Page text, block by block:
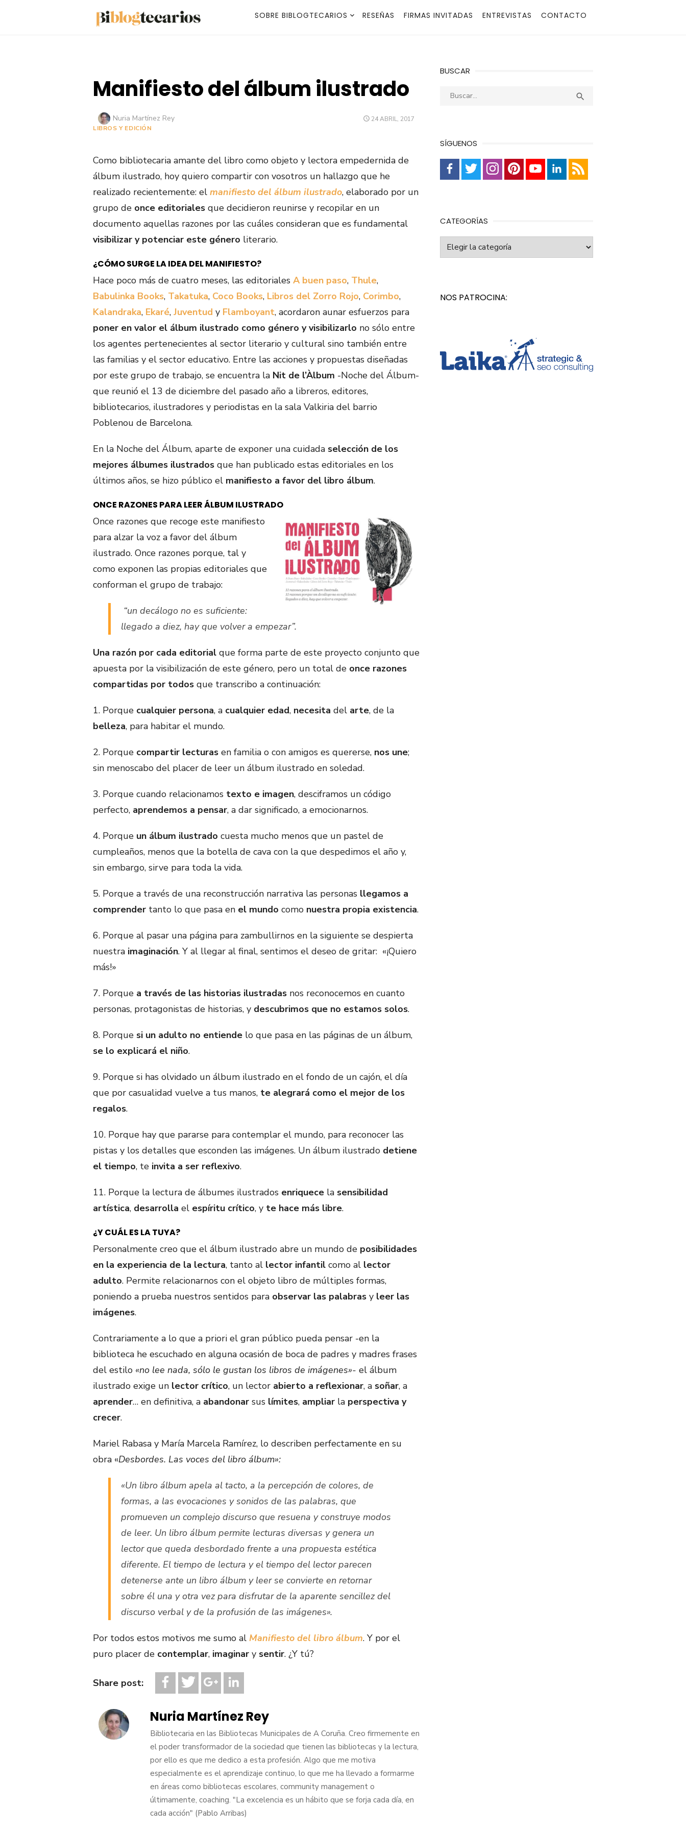
SOBRE BIBLOGTECARIOS RESEÑAS FIRMAS INVITADAS ENTREVISTAS CONTACTO
Manifiesto del álbum ilustrado
PUBLICADO
24 ABRIL, 2017
Autor
Nuria Martínez Rey
LIBROS Y EDICIÓN
Como bibliotecaria amante del libro como objeto y lectora empedernida de
álbum ilustrado, hoy quiero compartir con vosotros un hallazgo que he
realizado recientemente: el manifiesto del álbum ilustrado, elaborado por un
grupo de once editoriales que decidieron reunirse y recopilar en un
documento aquellas razones por las cuáles consideran que es fundamental
visibilizar y potenciar este género literario.
¿CÓMO SURGE LA IDEA DEL MANIFIESTO?
Hace poco más de cuatro meses, las editoriales A buen paso, Thule,
Babulinka Books, Takatuka, Coco Books, Libros del Zorro Rojo, Corimbo,
Kalandraka, Ekaré, Juventud y Flamboyant, acordaron aunar esfuerzos para
poner en valor el álbum ilustrado como género y visibilizarlo no sólo entre
los agentes pertenecientes al sector literario y cultural sino también entre
las familias y el sector educativo. Entre las acciones y propuestas diseñadas
por este grupo de trabajo, se encuentra la Nit de l’Àlbum -Noche del Álbum-
que reunió el 13 de diciembre del pasado año a libreros, editores,
bibliotecarios, ilustradores y periodistas en la sala Valkiria del barrio
Poblenou de Barcelona.
En la Noche del Álbum, aparte de exponer una cuidada selección de los
mejores álbumes ilustrados que han publicado estas editoriales en los
últimos años, se hizo público el manifiesto a favor del libro álbum.
ONCE RAZONES PARA LEER ÁLBUM ILUSTRADO
Once razones que recoge este manifiesto
para alzar la voz a favor del álbum
ilustrado. Once razones porque, tal y
como exponen las propias editoriales que
conforman el grupo de trabajo:
“un decálogo no es suficiente:
llegado a diez, hay que volver a empezar”.
Una razón por cada editorial que forma parte de este proyecto conjunto que
apuesta por la visibilización de este género, pero un total de once razones
compartidas por todos que transcribo a continuación:
1. Porque cualquier persona, a cualquier edad, necesita del arte, de la
belleza, para habitar el mundo.
2. Porque compartir lecturas en familia o con amigos es quererse, nos une;
sin menoscabo del placer de leer un álbum ilustrado en soledad.
3. Porque cuando relacionamos texto e imagen, desciframos un código
perfecto, aprendemos a pensar, a dar significado, a emocionarnos.
4. Porque un álbum ilustrado cuesta mucho menos que un pastel de
cumpleaños, menos que la botella de cava con la que despedimos el año y,
sin embargo, sirve para toda la vida.
5. Porque a través de una reconstrucción narrativa las personas llegamos a
comprender tanto lo que pasa en el mundo como nuestra propia existencia.
6. Porque al pasar una página para zambullirnos en la siguiente se despierta
nuestra imaginación. Y al llegar al final, sentimos el deseo de gritar: «¡Quiero
más!»
7. Porque a través de las historias ilustradas nos reconocemos en cuanto
personas, protagonistas de historias, y descubrimos que no estamos solos.
8. Porque si un adulto no entiende lo que pasa en las páginas de un álbum,
se lo explicará el niño.
9. Porque si has olvidado un álbum ilustrado en el fondo de un cajón, el día
que por casualidad vuelve a tus manos, te alegrará como el mejor de los
regalos.
10. Porque hay que pararse para contemplar el mundo, para reconocer las
pistas y los detalles que esconden las imágenes. Un álbum ilustrado detiene
el tiempo, te invita a ser reflexivo.
11. Porque la lectura de álbumes ilustrados enriquece la sensibilidad
artística, desarrolla el espíritu crítico, y te hace más libre.
¿Y CUÁL ES LA TUYA?
Personalmente creo que el álbum ilustrado abre un mundo de posibilidades
en la experiencia de la lectura, tanto al lector infantil como al lector
adulto. Permite relacionarnos con el objeto libro de múltiples formas,
poniendo a prueba nuestros sentidos para observar las palabras y leer las
imágenes.
Contrariamente a lo que a priori el gran público pueda pensar -en la
biblioteca he escuchado en alguna ocasión de boca de padres y madres frases
del estilo «no lee nada, sólo le gustan los libros de imágenes»- el álbum
ilustrado exige un lector crítico, un lector abierto a reflexionar, a soñar, a
aprender… en definitiva, a abandonar sus límites, ampliar la perspectiva y
crecer.
Mariel Rabasa y María Marcela Ramírez, lo describen perfectamente en su
obra «Desbordes. Las voces del libro álbum»:
«Un libro álbum apela al tacto, a la percepción de colores, de
formas, a las evocaciones y sonidos de las palabras, que
promueven un complejo discurso que resuena y construye modos
de leer. Un libro álbum permite lecturas diversas y genera un
lector que queda desbordado frente a una propuesta estética
diferente. El tiempo de lectura y el tiempo del lector parecen
detenerse ante un libro álbum y leer se convierte en retornar
sobre él una y otra vez para disfrutar de la aparente sencillez del
discurso verbal y de la profusión de las imágenes».
Por todos estos motivos me sumo al Manifiesto del libro álbum. Y por el
puro placer de contemplar, imaginar y sentir. ¿Y tú?
Share post:
Nuria Martínez Rey
Bibliotecaria en las Bibliotecas Municipales de A Coruña. Creo firmemente en
el poder transformador de la sociedad que tienen las bibliotecas y la lectura,
por ello es que me dedico a esta profesión. Algo que me motiva
especialmente es el aprendizaje continuo, lo que me ha llevado a formarme
en áreas como bibliotecas escolares, community management o
últimamente, coaching. "La excelencia es un hábito que se forja cada día, en
cada acción" (Pablo Arribas)
BUSCAR
Buscar: 
SÍGUENOS
CATEGORÍAS
NOS PATROCINA: